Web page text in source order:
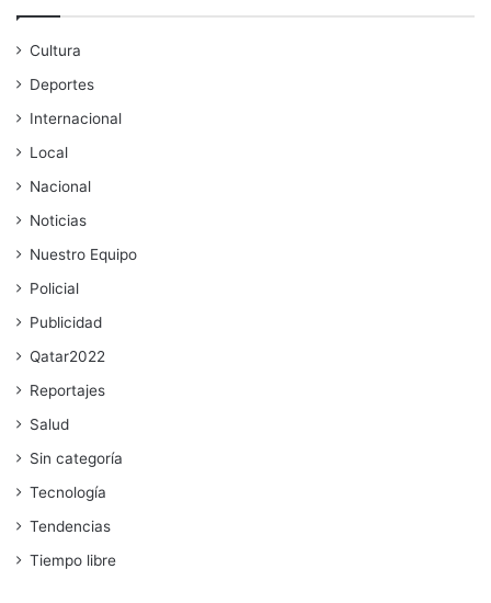
Cultura
Deportes
Internacional
Local
Nacional
Noticias
Nuestro Equipo
Policial
Publicidad
Qatar2022
Reportajes
Salud
Sin categoría
Tecnología
Tendencias
Tiempo libre